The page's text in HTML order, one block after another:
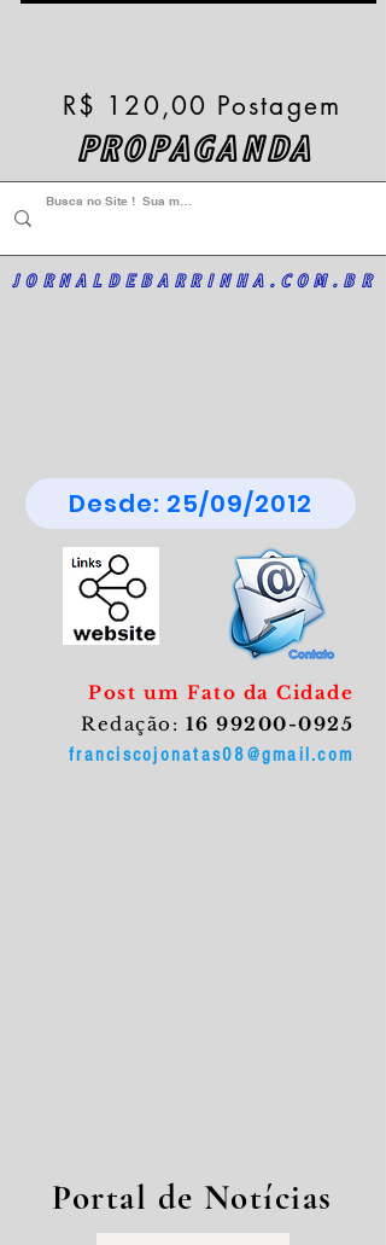
PROPAGANDA
R$ 120,00 Postagem
JORNALDEBARRINHA.COM.BR
Desde: 25/09/2012
Post um Fato da Cidade
Redação: 16 99200-0925
franciscojonatas08@gmail.com
Portal de Notícias